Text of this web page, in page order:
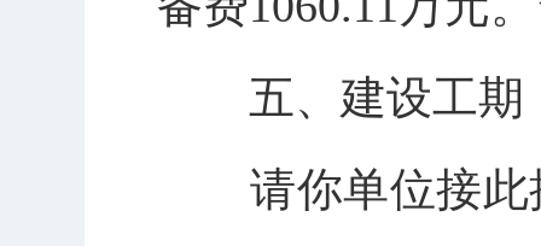
五、建设工期
请你单位接此